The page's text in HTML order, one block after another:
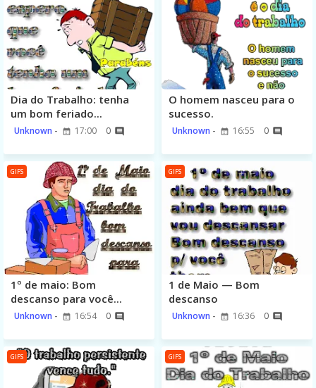
Dia do Trabalho: tenha
um bom feriado...
Unknown 17:00 0
O homem nasceu para o
sucesso.
Unknown 16:55 0
GIFS
1º de maio: Bom
descanso para você...
Unknown 16:54 0
GIFS
1 de Maio — Bom
descanso
Unknown 16:36 0
GIFS GIFS